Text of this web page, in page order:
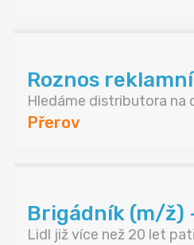
Roznos
Hledáme distributora na
Přerov
Brigádník (m/ž)
Lidl již více než 20 let